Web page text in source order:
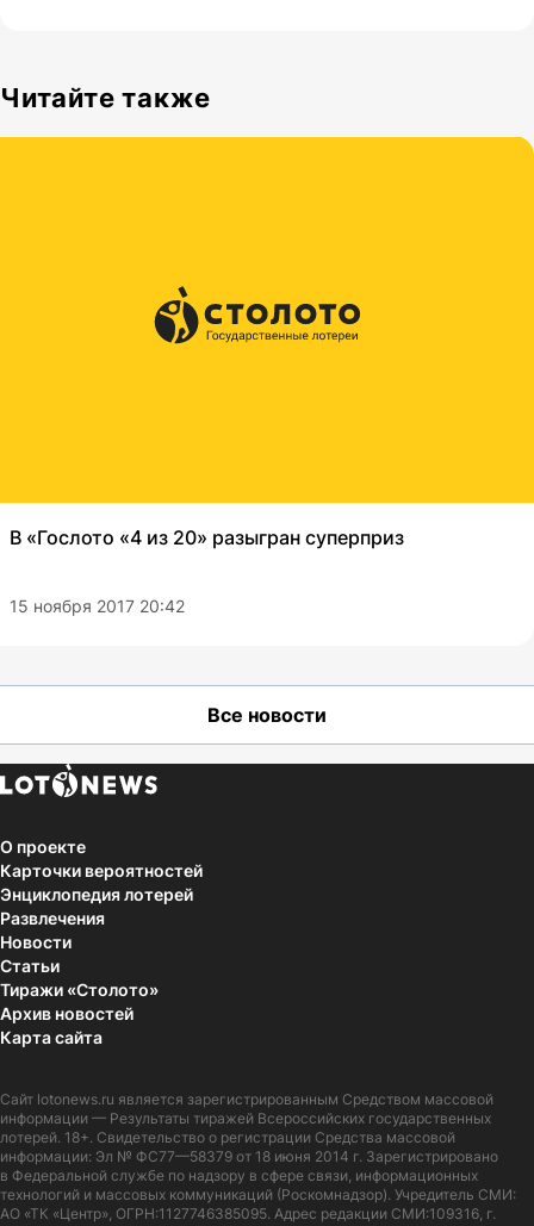
Читайте также
В «Гослото «4 из 20» разыгран суперприз
15 ноября 2017 20:42
Все новости
О проекте
Карточки вероятностей
Энциклопедия лотерей
Развлечения
Новости
Статьи
Тиражи «Столото»
Архив новостей
Карта сайта
Сайт lotonews.ru является зарегистрированным Средством массовой
информации — Результаты тиражей Всероссийских государственных
лотерей. 18+. Свидетельство о регистрации Средства массовой
информации: Эл № ФС77—58379 от 18 июня 2014 г. Зарегистрировано
в Федеральной службе по надзору в сфере связи, информационных
технологий и массовых коммуникаций (Роскомнадзор). Учредитель СМИ:
АО «ТК «Центр», ОГРН:1127746385095. Адрес редакции СМИ:109316, г.